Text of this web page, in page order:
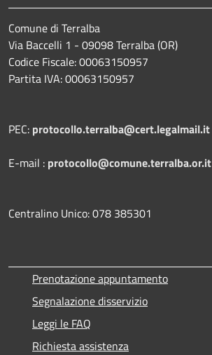
Comune di Terralba
Via Baccelli 1 - 09098 Terralba (OR)
Codice Fiscale: 00063150957
Partita IVA: 00063150957
PEC: protocollo.terralba@cert.legalmail.it
E-mail : protocollo@comune.terralba.or.it
Centralino Unico: 078 385301
Prenotazione appuntamento
Segnalazione disservizio
Leggi le FAQ
Richiesta assistenza